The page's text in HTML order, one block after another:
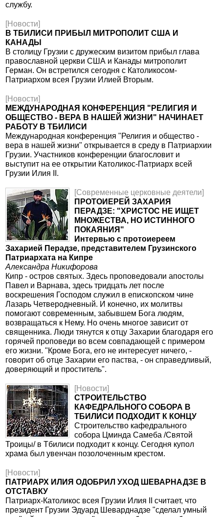
службу.
[Новости]
В ТБИЛИСИ ПРИБЫЛ МИТРОПОЛИТ США И
КАНАДЫ
В столицу Грузии с дружеским визитом прибыл глава
православной церкви США и Канады митрополит
Герман. Он встретился сегодня с Католикосом-
Патриархом всея Грузии Илией Вторым.
[Новости]
МЕЖДУНАРОДНАЯ КОНФЕРЕНЦИЯ "РЕЛИГИЯ И
ОБЩЕСТВО - ВЕРА В НАШЕЙ ЖИЗНИ" НАЧИНАЕТ
РАБОТУ В ТБИЛИСИ
Международная конференция "Религия и общество -
вера в нашей жизни" открывается в среду в Патриархии
Грузии. Участников конференции благословит и
выступит на ее открытии Католикос-Патриарх всей
Грузии Илия II.
[Современные церковные деятели]
ПРОТОИЕРЕЙ ЗАХАРИЯ
ПЕРАДЗЕ: "ХРИСТОС НЕ ИЩЕТ
МНОЖЕСТВА, НО ИСТИННОГО
ПОКАЯНИЯ"
Интервью с протоиереем
Захарией Перадзе, представителем Грузинского
Патриархата на Кипре
Александра Никифорова
Кипр - остров святых. Здесь проповедовали апостолы
Павел и Варнава, здесь тридцать лет после
воскрешения Господом служил в епископском чине
Лазарь Четверодневный. И конечно, их молитвы
помогают современным, забывшем Бога людям,
возвращаться к Нему. Но очень многое зависит от
священника. Люди тянутся к отцу Захарии благодаря его
горячей проповеди во всем совпадающей с примером
его жизни. "Кроме Бога, его не интересует ничего, -
говорит об отце Захарии его паства, - он справедливый,
доверяющий и проститель".
[Новости]
СТРОИТЕЛЬСТВО
КАФЕДРАЛЬНОГО СОБОРА В
ТБИЛИСИ ПОДХОДИТ К КОНЦУ
Строительство кафедрального
собора Цминда Самеба /Святой
Троицы/ в Тбилиси подходит к концу. Сегодня купол
храма был увенчан позолоченным крестом.
[Новости]
ПАТРИАРХ ИЛИЯ ОДОБРИЛ УХОД ШЕВАРНАДЗЕ В
ОТСТАВКУ
Патриарх-Католикос всея Грузии Илия II считает, что
президент Грузии Эдуард Шеварднадзе "сделал умный